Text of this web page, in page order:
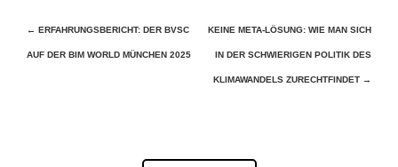
Beitragsnavigation
← ERFAHRUNGSBERICHT: DER BVSC
AUF DER BIM WORLD MÜNCHEN 2025
KEINE META-LÖSUNG: WIE MAN SICH
IN DER SCHWIERIGEN POLITIK DES
KLIMAWANDELS ZURECHTFINDET →